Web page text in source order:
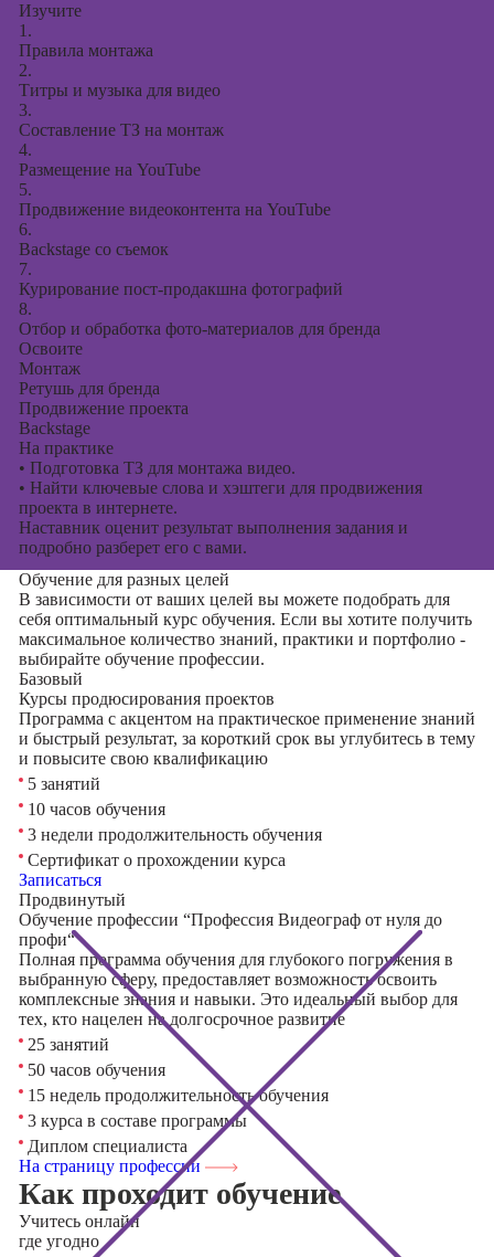
Изучите
1.
Правила монтажа
2.
Титры и музыка для видео
3.
Составление ТЗ на монтаж
4.
Размещение на YouTube
5.
Продвижение видеоконтента на YouTube
6.
Backstage со съемок
7.
Курирование пост-продакшна фотографий
8.
Отбор и обработка фото-материалов для бренда
Освоите
Монтаж
Ретушь для бренда
Продвижение проекта
Backstage
На практике
• Подготовка ТЗ для монтажа видео.
• Найти ключевые слова и хэштеги для продвижения
проекта в интернете.
Наставник оценит результат выполнения задания и
подробно разберет его с вами.
Обучение для разных целей
В зависимости от ваших целей вы можете подобрать для
себя оптимальный курс обучения. Если вы хотите получить
максимальное количество знаний, практики и портфолио -
выбирайте обучение профессии.
Базовый
Курсы продюсирования проектов
Программа с акцентом на практическое применение знаний
и быстрый результат, за короткий срок вы углубитесь в тему
и повысите свою квалификацию
5 занятий
10 часов обучения
3 недели продолжительность обучения
Сертификат о прохождении курса
Записаться
Продвинутый
Обучение профессии “Профессия Видеограф от нуля до
профи“
Полная программа обучения для глубокого погружения в
выбранную сферу, предоставляет возможность освоить
комплексные знания и навыки. Это идеальный выбор для
тех, кто нацелен на долгосрочное развитие
25 занятий
50 часов обучения
15 недель продолжительность обучения
3 курса в составе программы
Диплом специалиста
На страницу профессии
Как проходит обучение
Учитесь онлайн
где угодно